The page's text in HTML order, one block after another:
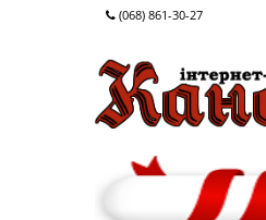
(068) 861-30-27